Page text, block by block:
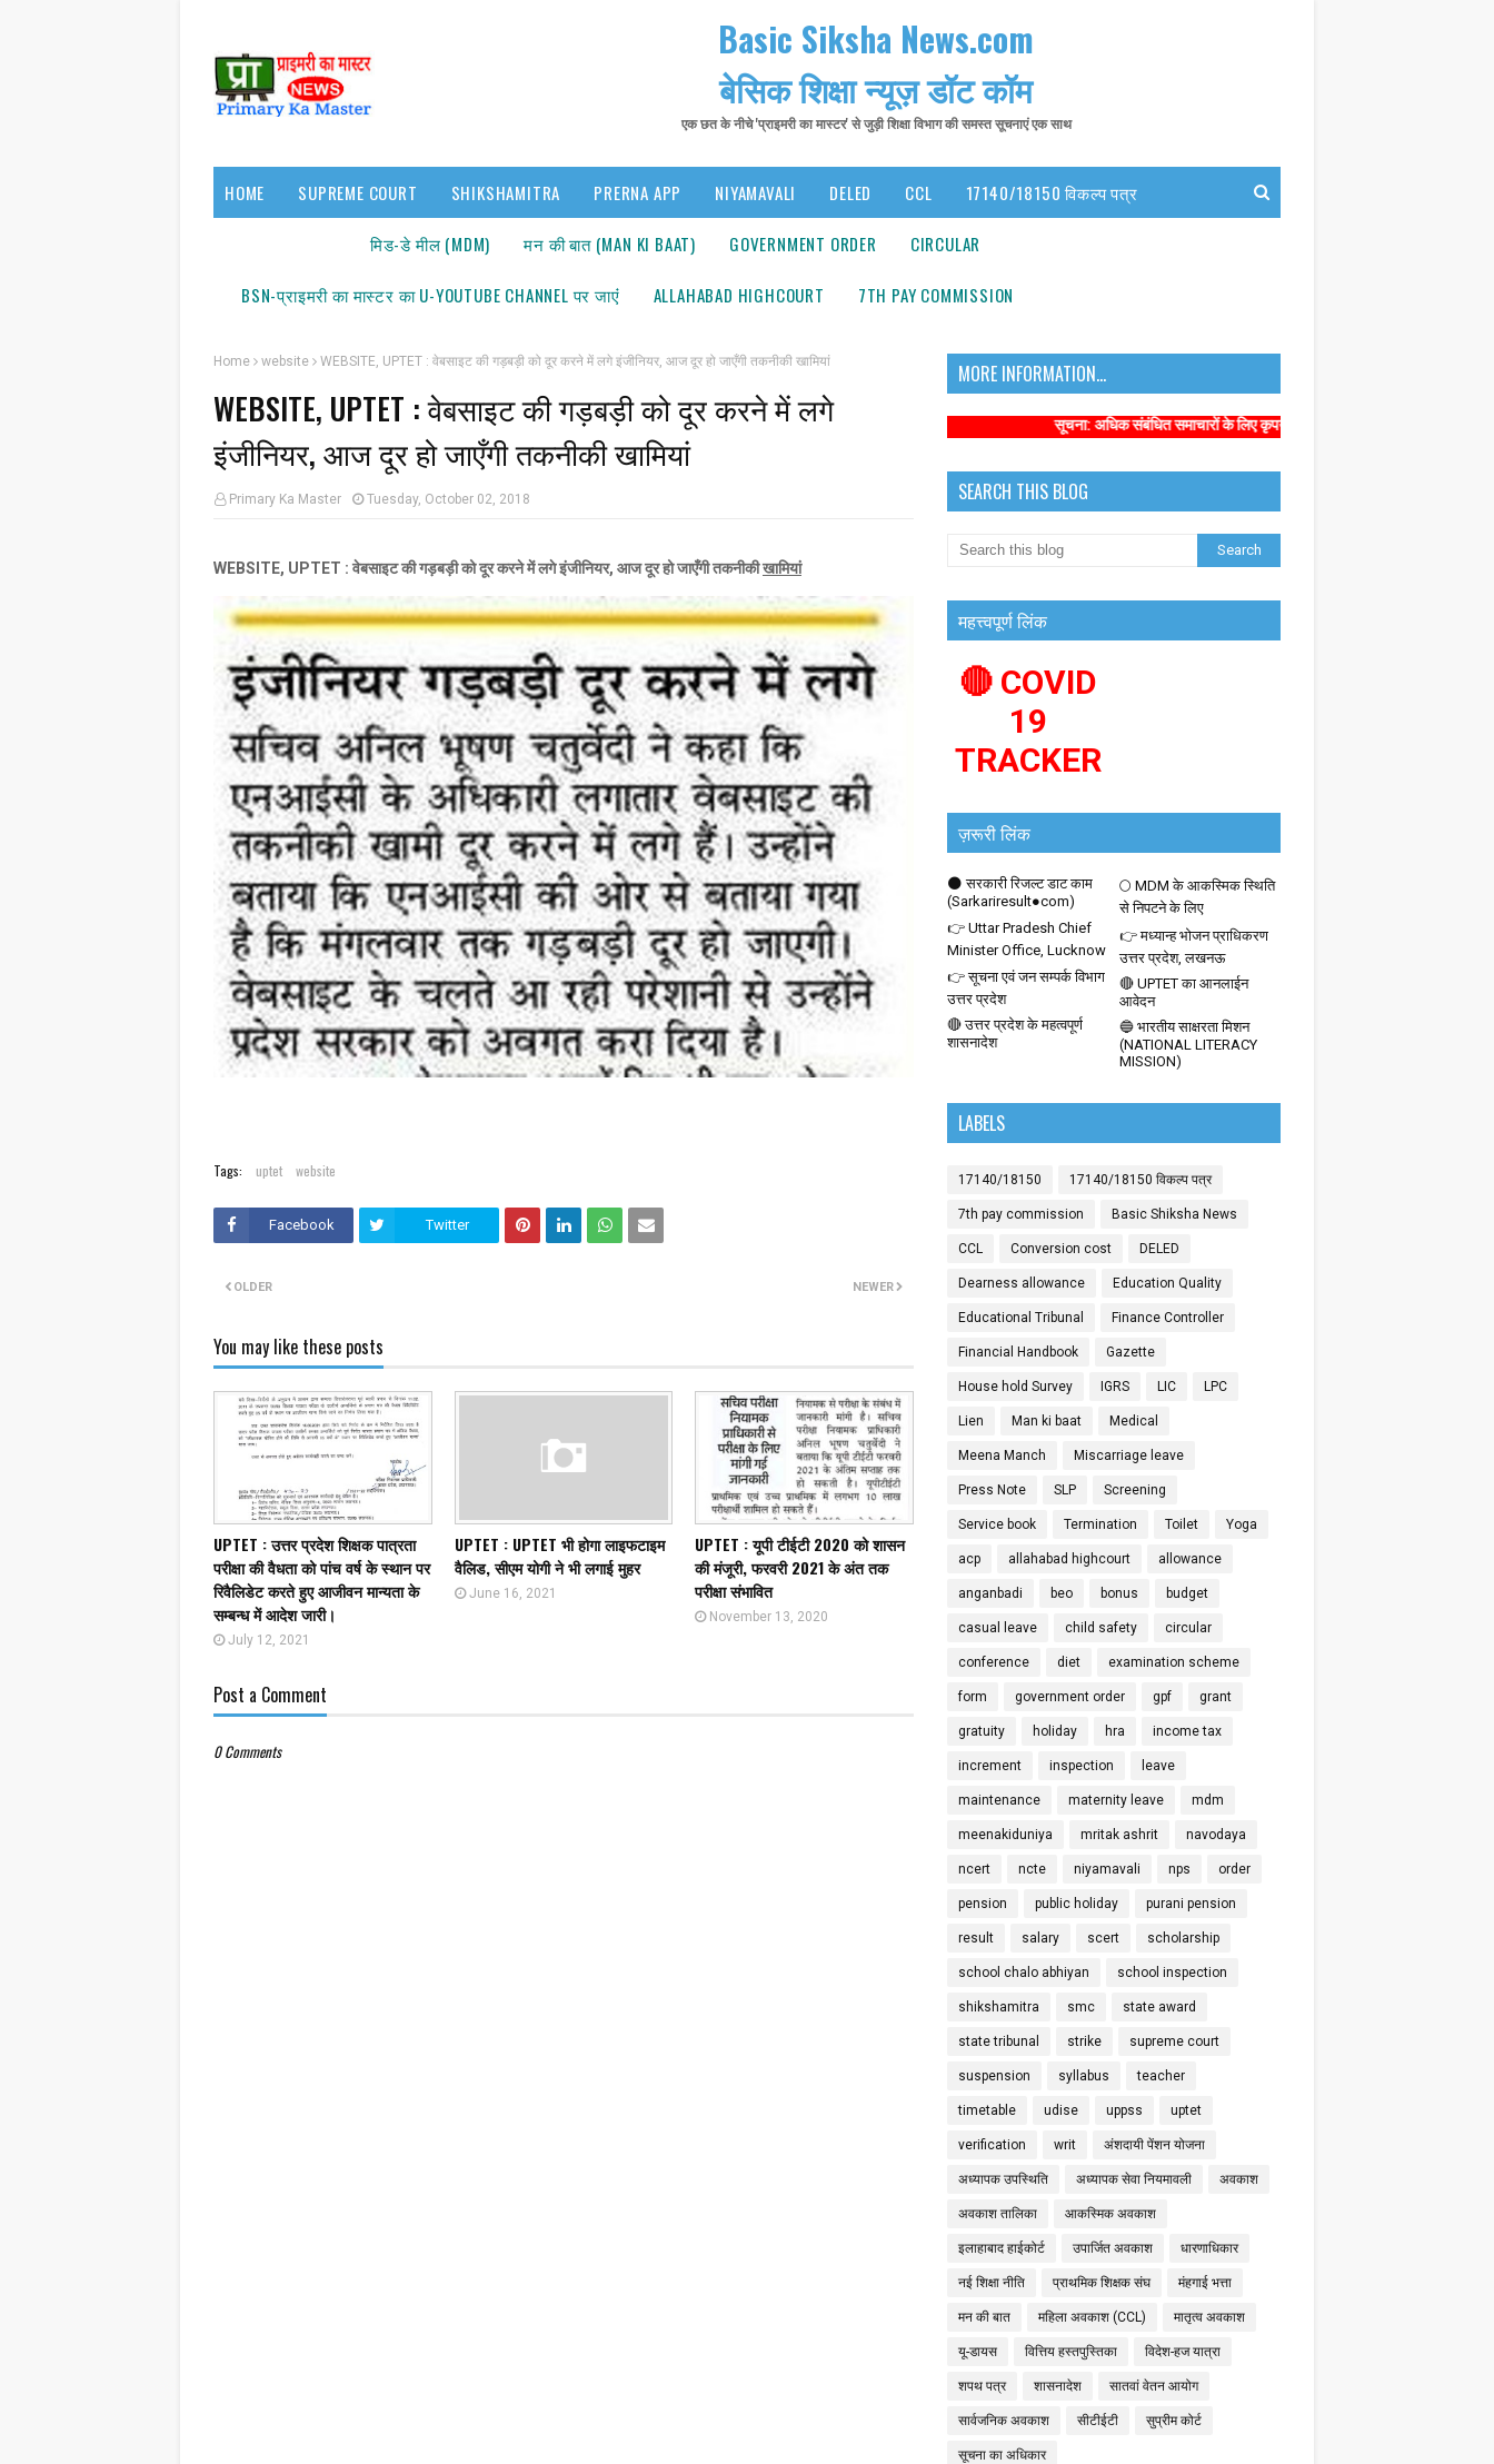
Basic Siksha News.com
बेसिक शिक्षा न्यूज़ डॉट कॉम
एक छत के नीचे 'प्राइमरी का मास्टर' से जुड़ी शिक्षा विभाग की समस्त सूचनाएं एक साथ
HOME SUPREME COURT SHIKSHAMITRA PRERNA APP NIYAMAVALI DELED CCL 17140/18150 विकल्प पत्र
मिड-डे मील (MDM) मन की बात (MAN KI BAAT) GOVERNMENT ORDER CIRCULAR
BSN-प्राइमरी का मास्टर का U-YOUTUBE CHANNEL पर जाएंं ALLAHABAD HIGHCOURT 7TH PAY COMMISSION
Home website WEBSITE, UPTET : वेबसाइट की गड़बड़ी को दूर करने में लगे इंजीनियर, आज दूर हो जाएँगी तकनीकी खामियां
WEBSITE, UPTET : वेबसाइट की गड़बड़ी को दूर करने में लगे
इंजीनियर, आज दूर हो जाएँगी तकनीकी खामियां
Primary Ka Master Tuesday, October 02, 2018
WEBSITE, UPTET : वेबसाइट की गड़बड़ी को दूर करने में लगे इंजीनियर, आज दूर हो जाएँगी तकनीकीखामियां
Tags: uptet website
Facebook Twitter
NEWER
OLDER
You may like these posts
UPTET : उत्तर प्रदेश शिक्षक पात्रता
परीक्षा की वैधता को पांच वर्ष के स्थान पर
रिवैलिडेट करते हुए आजीवन मान्यता के
सम्बन्ध में आदेश जारी।
July 12, 2021
UPTET : UPTET भी होगा लाइफटाइम
वैलिड, सीएम योगी ने भी लगाई मुहर
June 16, 2021
UPTET : यूपी टीईटी 2020 को शासन
की मंजूरी, फरवरी 2021 के अंत तक
परीक्षा संभावित
November 13, 2020
Post a Comment
0 Comments
MORE INFORMATION...
सूचना: अधिक संबंधित समाचारों के लिए कृपया https://www.primarykamaster.net पर
SEARCH THIS BLOG
महत्त्वपूर्ण लिंक
🔴 COVID
19
TRACKER
ज़रूरी लिंक
🌑 सरकारी रिजल्ट डाट काम
(Sarkariresult●com)
🌕 MDM के आकस्मिक स्थिति
से निपटने के लिए
👉 Uttar Pradesh Chief
Minister Office, Lucknow
👉 मध्यान्ह भोजन प्राधिकरण
उत्तर प्रदेश, लखनऊ
👉 सूचना एवं जन सम्पर्क विभाग
उत्तर प्रदेश
🔴 UPTET का आनलाईन
आवेदन
🔴 उत्तर प्रदेश के महत्वपूर्ण
शासनादेश
🔵 भारतीय साक्षरता मिशन
(NATIONAL LITERACY
MISSION)
LABELS
17140/18150 17140/18150 विकल्प पत्र
7th pay commission Basic Shiksha News
CCL Conversion cost DELED
Dearness allowance Education Quality
Educational Tribunal Finance Controller
Financial Handbook Gazette
House hold Survey IGRS LIC LPC
Lien Man ki baat Medical
Meena Manch Miscarriage leave
Press Note SLP Screening
Service book Termination Toilet Yoga
acp allahabad highcourt allowance
anganbadi beo bonus budget
casual leave child safety circular
conference diet examination scheme
form government order gpf grant
gratuity holiday hra income tax
increment inspection leave
maintenance maternity leave mdm
meenakiduniya mritak ashrit navodaya
ncert ncte niyamavali nps order
pension public holiday purani pension
result salary scert scholarship
school chalo abhiyan school inspection
shikshamitra smc state award
state tribunal strike supreme court
suspension syllabus teacher
timetable udise uppss uptet
verification writ अंशदायी पेंशन योजना
अध्यापक उपस्थिति अध्यापक सेवा नियमावली अवकाश
अवकाश तालिका आकस्मिक अवकाश
इलाहाबाद हाईकोर्ट उपार्जित अवकाश धारणाधिकार
नई शिक्षा नीति प्राथमिक शिक्षक संघ मंहगाई भत्ता
मन की बात महिला अवकाश (CCL) मातृत्व अवकाश
यू-डायस वित्तिय हस्तपुस्तिका विदेश-हज यात्रा
शपथ पत्र शासनादेश सातवां वेतन आयोग
सार्वजनिक अवकाश सीटीईटी सुप्रीम कोर्ट
सूचना का अधिकार